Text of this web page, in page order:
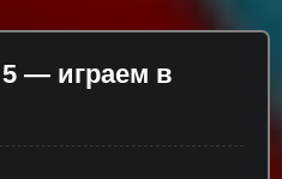
— играем в